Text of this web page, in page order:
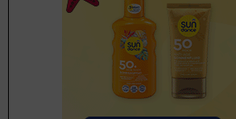
kochen, einkaufen, putzen oder mal
Baby aufpassen, wenn Sie sich damit
Wichtig ist zugleich aber auch, Ihre
klar zukommunizieren
unterbuttern zu lassen. Sie wollen in